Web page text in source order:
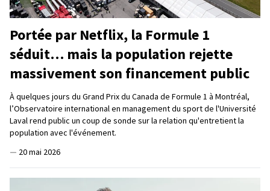
Portée par Netflix, la Formule 1
séduit… mais la population rejette
massivement son financement public
À quelques jours du Grand Prix du Canada de Formule 1 à Montréal,
l’Observatoire international en management du sport de l'Université
Laval rend public un coup de sonde sur la relation qu'entretient la
population avec l'événement.
— 20 mai 2026